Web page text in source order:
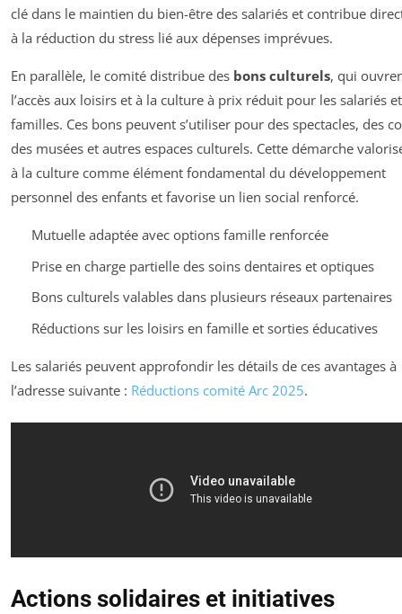
clé dans le maintien du bien-être des salariés et contribue
à la réduction du stress lié aux dépenses imprévues.
En parallèle, le comité distribue des bons culturels, qui
l’accès aux loisirs et à la culture à prix réduit pour les salariés
familles. Ces bons peuvent s’utiliser pour des spectacles, des
des musées et autres espaces culturels. Cette démarche
à la culture comme élément fondamental du développement
personnel des enfants et favorise un lien social renforcé.
Mutuelle adaptée avec options famille renforcée
Prise en charge partielle des soins dentaires et optiques
Bons culturels valables dans plusieurs réseaux partenaires
Réductions sur les loisirs en famille et sorties éducatives
Les salariés peuvent approfondir les détails de ces avantages à
l’adresse suivante : Réductions comité Arc 2025.
Actions solidaires et initiatives